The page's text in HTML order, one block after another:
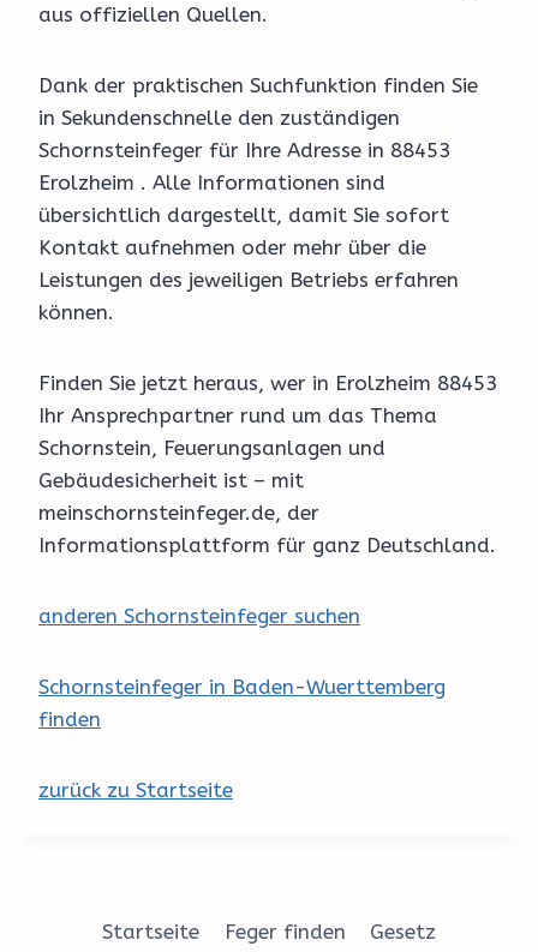
aus offiziellen Quellen.
Dank der praktischen Suchfunktion finden Sie
in Sekundenschnelle den zuständigen
Schornsteinfeger für Ihre Adresse in 88453
Erolzheim . Alle Informationen sind
übersichtlich dargestellt, damit Sie sofort
Kontakt aufnehmen oder mehr über die
Leistungen des jeweiligen Betriebs erfahren
können.
Finden Sie jetzt heraus, wer in Erolzheim 88453
Ihr Ansprechpartner rund um das Thema
Schornstein, Feuerungsanlagen und
Gebäudesicherheit ist – mit
meinschornsteinfeger.de, der
Informationsplattform für ganz Deutschland.
anderen Schornsteinfeger suchen
Schornsteinfeger in Baden-Wuerttemberg
finden
zurück zu Startseite
Startseite Feger finden Gesetz